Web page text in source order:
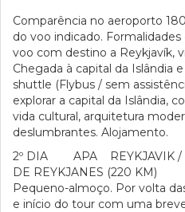
Comparência no aeroporto
do voo indicado.
voo com destino a Reykjavík,
Chegada à capital da Islândia
shuttle (Flybus / sem
explorar a capital da Islândia,
vida cultural, arquitetura
deslumbrantes. Alojamento.
2º DIA APA REYKJAVIK /
DE REYKJANES (220 KM)
Pequeno-almoço. Por volta
e início do tour com uma